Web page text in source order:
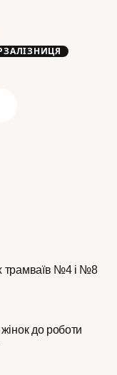
трамваїв №4 і №8
до роботи